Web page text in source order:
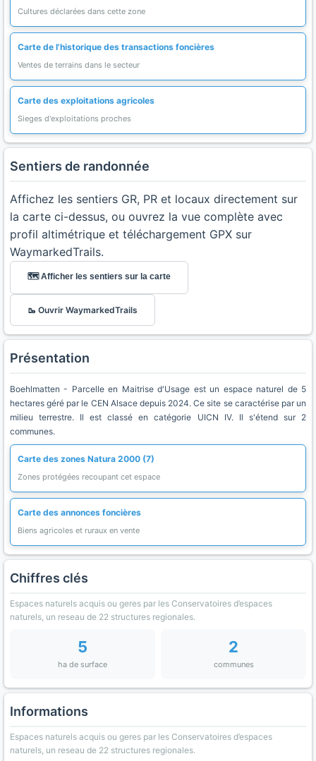
Cultures déclarées dans cette zone
Carte de l'historique des transactions foncières
Ventes de terrains dans le secteur
Carte des exploitations agricoles
Sieges d'exploitations proches
Sentiers de randonnée
Affichez les sentiers GR, PR et locaux directement sur
la carte ci-dessus, ou ouvrez la vue complète avec
profil altimétrique et téléchargement GPX sur
WaymarkedTrails.
🗺️ Afficher les sentiers sur la carte
🥾 Ouvrir WaymarkedTrails
Présentation
Boehlmatten - Parcelle en Maitrise d'Usage est un espace naturel de 5
hectares géré par le CEN Alsace depuis 2024. Ce site se caractérise par un
milieu terrestre. Il est classé en catégorie UICN IV. Il s'étend sur 2
communes.
Carte des zones Natura 2000 (7)
Zones protégées recoupant cet espace
Carte des annonces foncières
Biens agricoles et ruraux en vente
Chiffres clés
Espaces naturels acquis ou geres par les Conservatoires d’espaces
naturels, un reseau de 22 structures regionales.
5
ha de surface
2
communes
Informations
Espaces naturels acquis ou geres par les Conservatoires d’espaces
naturels, un reseau de 22 structures regionales.